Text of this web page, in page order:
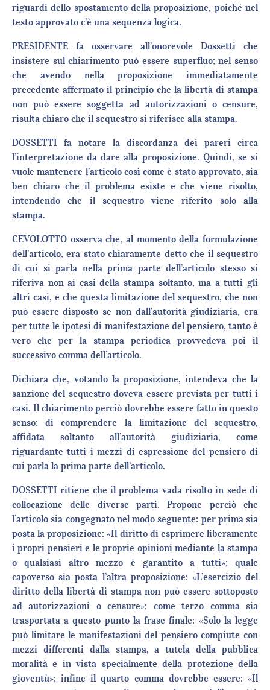
riguardi dello spostamento della proposizione, poiché nel
testo approvato c’è una sequenza logica.
PRESIDENTE fa osservare all’onorevole Dossetti che
insistere sul chiarimento può essere superfluo; nel senso
che avendo nella proposizione immediatamente
precedente affermato il principio che la libertà di stampa
non può essere soggetta ad autorizzazioni o censure,
risulta chiaro che il sequestro si riferisce alla stampa.
DOSSETTI fa notare la discordanza dei pareri circa
l’interpretazione da dare alla proposizione. Quindi, se si
vuole mantenere l’articolo così come è stato approvato, sia
ben chiaro che il problema esiste e che viene risolto,
intendendo che il sequestro viene riferito solo alla
stampa.
CEVOLOTTO osserva che, al momento della formulazione
dell’articolo, era stato chiaramente detto che il sequestro
di cui si parla nella prima parte dell’articolo stesso si
riferiva non ai casi della stampa soltanto, ma a tutti gli
altri casi, e che questa limitazione del sequestro, che non
può essere disposto se non dall’autorità giudiziaria, era
per tutte le ipotesi di manifestazione del pensiero, tanto è
vero che per la stampa periodica provvedeva poi il
successivo comma dell’articolo.
Dichiara che, votando la proposizione, intendeva che la
sanzione del sequestro doveva essere prevista per tutti i
casi. Il chiarimento perciò dovrebbe essere fatto in questo
senso: di comprendere la limitazione del sequestro,
affidata soltanto all’autorità giudiziaria, come
riguardante tutti i mezzi di espressione del pensiero di
cui parla la prima parte dell’articolo.
DOSSETTI ritiene che il problema vada risolto in sede di
collocazione delle diverse parti. Propone perciò che
l’articolo sia congegnato nel modo seguente: per prima sia
posta la proposizione: «Il diritto di esprimere liberamente
i propri pensieri e le proprie opinioni mediante la stampa
o qualsiasi altro mezzo è garantito a tutti»; quale
capoverso sia posta l’altra proposizione: «L’esercizio del
diritto della libertà di stampa non può essere sottoposto
ad autorizzazioni o censure»; come terzo comma sia
trasportata a questo punto la frase finale: «Solo la legge
può limitare le manifestazioni del pensiero compiute con
mezzi differenti dalla stampa, a tutela della pubblica
moralità e in vista specialmente della protezione della
gioventù»; infine il quarto comma dovrebbe essere: «Il